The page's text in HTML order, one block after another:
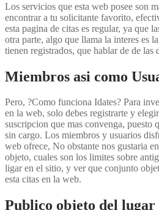
Los servicios que esta web posee son
encontrar a tu solicitante favorito,
esta pagina de citas es regular, ya que
otra parte, algo que llama la interes es
tienen registrados, que hablar de de las
Miembros asi­ como
Pero, ?Como funciona Idates? Para
en la web, solo debes registrarte y
suscripcion que mas convenga, puesto
sin cargo. Los miembros y usuarios
web ofrece, No obstante nos gustaria
objeto, cuales son los limites sobre
ligar en el sitio, y ver que conjunto
esta citas en la web.
Publico objeto del lugar